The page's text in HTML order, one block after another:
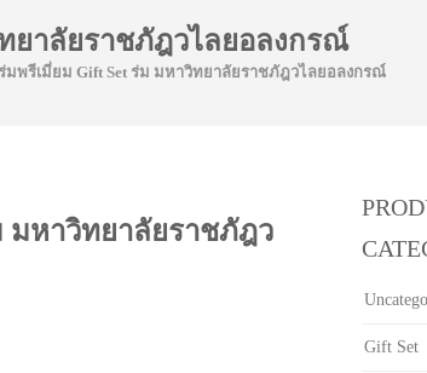
ยาลัยราชภัฎวไลยอลงกรณ์
มพรีเมี่ยม Gift Set ร่ม มหาวิทยาลัยราชภัฎวไลยอลงกรณ์
มหาวิทยาลัยราชภัฎว
Gift Set